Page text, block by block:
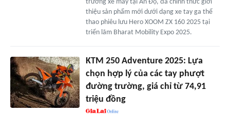
trường xe máy tại Ấn Độ, đã chính thức giới
thiệu sản phẩm mới dưới dạng xe tay ga thể
thao phiêu lưu Hero XOOM ZX 160 2025 tại
triển lãm Bharat Mobility Expo 2025.
KTM 250 Adventure 2025: Lựa
chọn hợp lý của các tay phượt
đường trường, giá chỉ từ 74,91
triệu đồng